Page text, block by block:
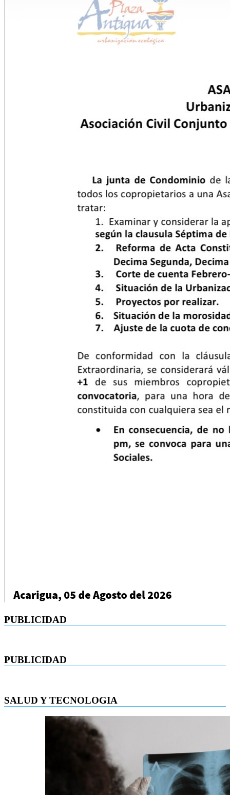
PUBLICIDAD
PUBLICIDAD
SALUD Y TECNOLOGIA